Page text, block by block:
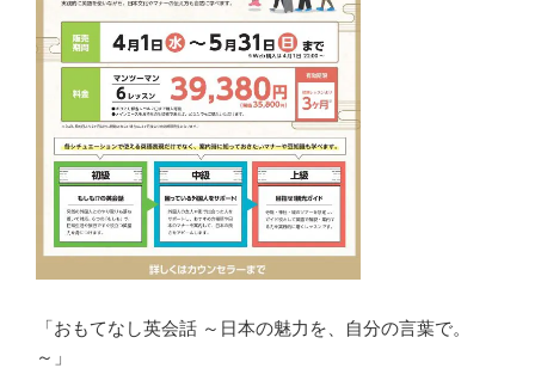
「おもてなし英会話 ～日本の魅力を、自分の言葉で。
～」